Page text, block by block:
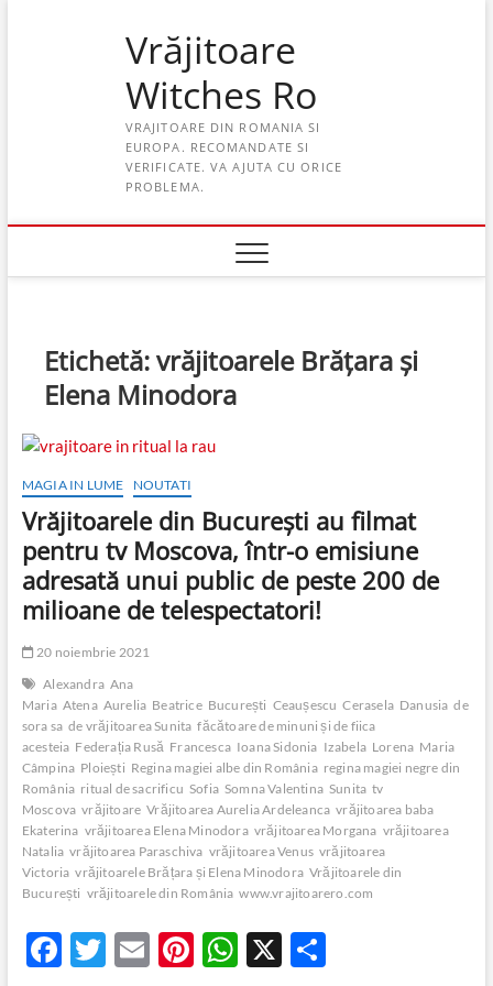
Vrăjitoare
Witches Ro
VRAJITOARE DIN ROMANIA SI
EUROPA. RECOMANDATE SI
VERIFICATE. VA AJUTA CU ORICE
PROBLEMA.
Etichetă:vrăjitoarele Brățara și
Elena Minodora
MAGIA IN LUME NOUTATI
Vrăjitoarele din București au filmat
pentru tv Moscova, într-o emisiune
adresată unui public de peste 200 de
milioane de telespectatori!
20 noiembrie 2021
Alexandra Ana
Maria Atena Aurelia Beatrice București Ceaușescu Cerasela Danusia de
sora sa de vrăjitoarea Sunita făcătoare de minuni și de fiica
acesteia Federația Rusă Francesca Ioana Sidonia Izabela Lorena Maria
Câmpina Ploiești Regina magiei albe din România regina magiei negre din
România ritual de sacrificu Sofia Somna Valentina Sunita tv
Moscova vrăjitoare Vrăjitoarea Aurelia Ardeleanca vrăjitoarea baba
Ekaterina vrăjitoarea Elena Minodora vrăjitoarea Morgana vrăjitoarea
Natalia vrăjitoarea Paraschiva vrăjitoarea Venus vrăjitoarea
Victoria vrăjitoarele Brățara și Elena Minodora Vrăjitoarele din
București vrăjitoarele din România www.vrajitoarero.com
F T E Pi WX P